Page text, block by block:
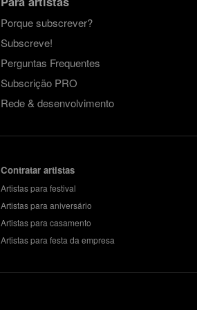
Porque subscrever?
Subscreve!
Perguntas Frequentes
Subscrição PRO
Rede & desenvolvimento
Contratar artistas
Artistas para festival
Artistas para aniversário
Artistas para casamento
Artistas para festa da empresa